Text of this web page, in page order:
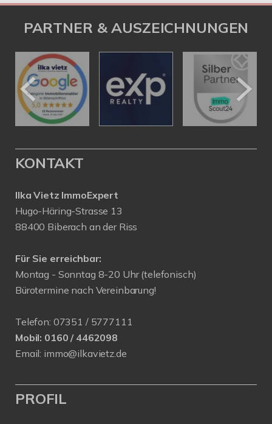
PARTNER & AUSZEICHNUNGEN
KONTAKT
Ilka Vietz ImmoExpert
Hugo-Häring-Strasse 13
88400 Biberach an der Riss
Für Sie erreichbar:
Montag - Sonntag 8-20 Uhr (telefonisch)
Bürotermine nach Vereinbarung!
Telefon: 07351 / 5777111
Mobil: 0160 / 4462098
Email: immo@ilkavietz.de
PROFIL